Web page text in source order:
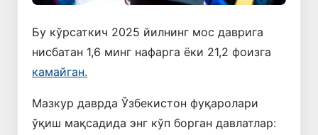
Бу кўрсаткич 2025 йилнинг мос даврига
нисбатан 1,6 минг нафарга ёки 21,2 фоизга
камайган.
Мазкур даврда Ўзбекистон фуқаролари
ўқиш мақсадида энг кўп борган давлатлар: